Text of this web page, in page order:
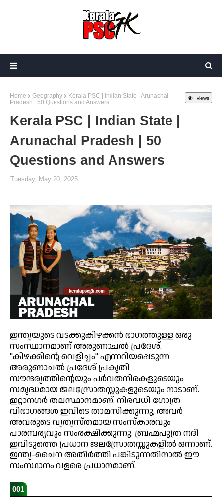
views
Home Geography
Kerala PSC | Indian State | Arunachal
Pradesh | 50 Questions and Answers
Kerala PSC | Indian State |
Arunachal Pradesh | 50
Questions and Answers
Tuesday, May 20, 2025
ഇന്ത്യയുടെ വടക്കുകിഴക്കൻ ഭാഗത്തുള്ള ഒരു
സംസ്ഥാനമാണ് അരുണാചൽ പ്രദേശ്.
"കിഴക്കിന്റെ വെളിച്ചം" എന്നറിയപ്പെടുന്ന
അരുണാചൽ പ്രദേശ് പ്രകൃതി
സൗന്ദര്യത്തിന്റെയും പർവതനിരകളുടെയും
സമൃദ്ധമായ ജലസ്രോതസ്സുകളുടെയും നാടാണ്.
ഇറ്റാനഗർ തലസ്ഥാനമാണ്. നിരവധി ഗോത്ര
വിഭാഗങ്ങൾ ഇവിടെ താമസിക്കുന്നു, അവർ
അവരുടെ വ്യത്യസ്തമായ സംസ്കാരവും
പാരമ്പര്യവും സംരക്ഷിക്കുന്നു. ബ്രഹ്മപുത്ര നദി
ഇവിടുത്തെ പ്രധാന ജലസ്രോതസ്സുകളിൽ ഒന്നാണ്.
ഇന്ത്യ-ചൈന അതിർത്തി പങ്കിടുന്നതിനാൽ ഈ
സംസ്ഥാനം വളരെ പ്രധാനമാണ്.
001